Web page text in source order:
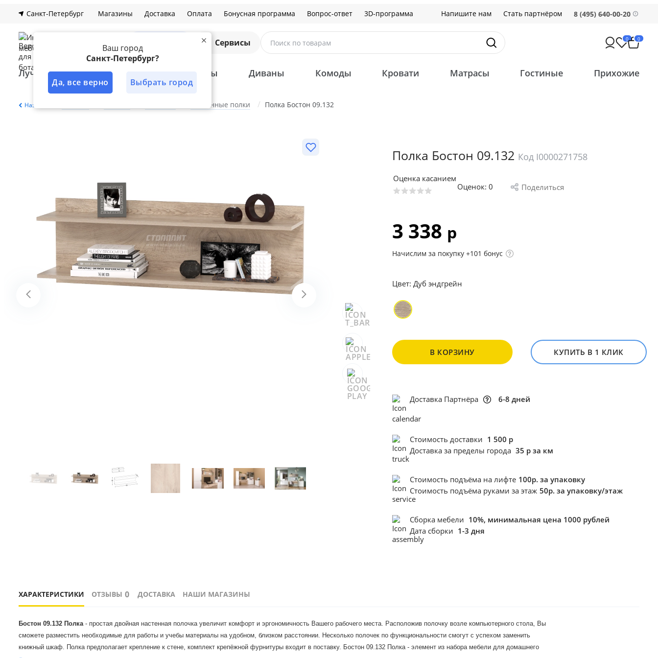
Ваш город
Санкт-Петербург?
Да, все верно Выбрать город
Санкт-Петербург Магазины Доставка Оплата Бонусная программа Вопрос-ответ 3D-программа Напишите нам Стать партнёром 8 (495) 640-00-20
Сервисы Поиск по товарам 0 0
Лучшее решение Шкафы Диваны Комоды Кровати Матрасы Гостиные Прихожие
Назад Настенные полки Полка Бостон 09.132
Полка Бостон 09.132 Код I0000271758
Оценка касанием
Оценок: 0 Поделиться
3 338 р
Начислим за покупку +101 бонус
Цвет: Дуб эндгрейн
В КОРЗИНУ КУПИТЬ В 1 КЛИК
Доставка Партнёра 6-8 дней
Стоимость доставки 1 500 р
Доставка за пределы города 35 р за км
Стоимость подъёма на лифте 100р. за упаковку
Стоимость подъёма руками за этаж 50р. за упаковку/этаж
Сборка мебели 10%, минимальная цена 1000 рублей
Дата сборки 1-3 дня
ХАРАКТЕРИСТИКИ ОТЗЫВЫ 0 ДОСТАВКА НАШИ МАГАЗИНЫ
Бостон 09.132 Полка - простая двойная настенная полочка увеличит комфорт и эргономичность Вашего рабочего места. Расположив полочку возле компьютерного стола, Вы
сможете разместить необходимые для работы и учебы материалы на удобном, близком расстоянии. Несколько полочек по функциональности смогут с успехом заменить
книжный шкаф. Полка предполагает крепление к стене, комплект крепёжной фурнитуры входит в поставку. Бостон 09.132 Полка - элемент из набора мебели для домашнего